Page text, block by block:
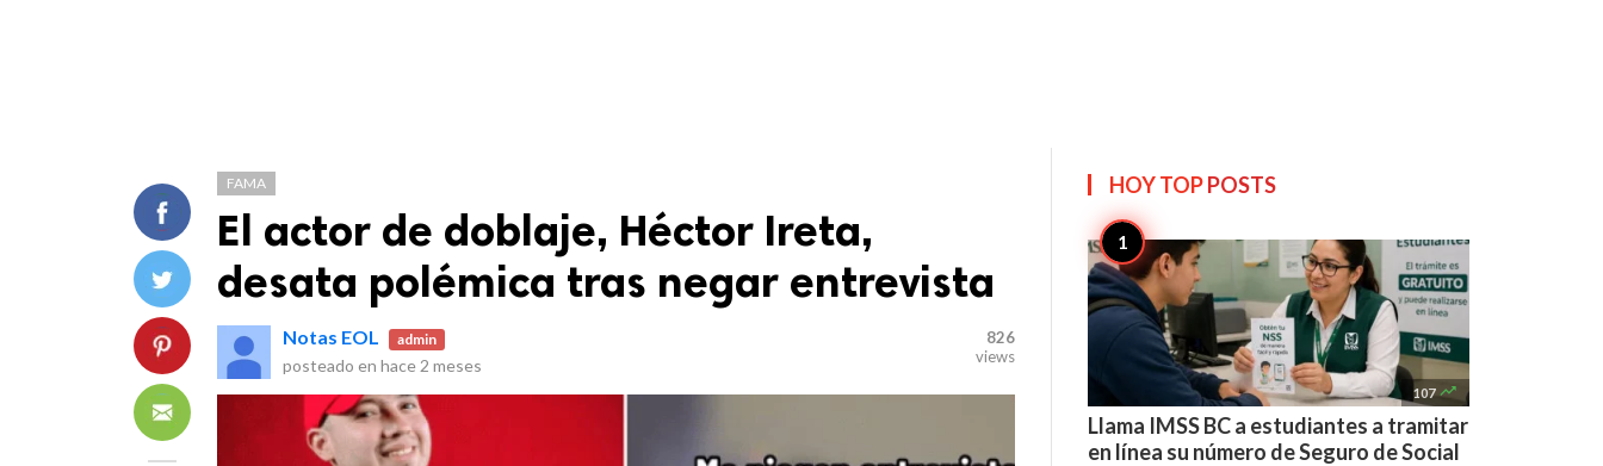
FAMA
El actor de doblaje, Héctor Ireta,
desata polémica tras negar entrevista
Notas EOL admin
posteado en hace 2 meses
826
views
HOY TOPPOSTS
107 
Llama IMSS BC a estudiantes a tramitar
en línea su número de Seguro de Social